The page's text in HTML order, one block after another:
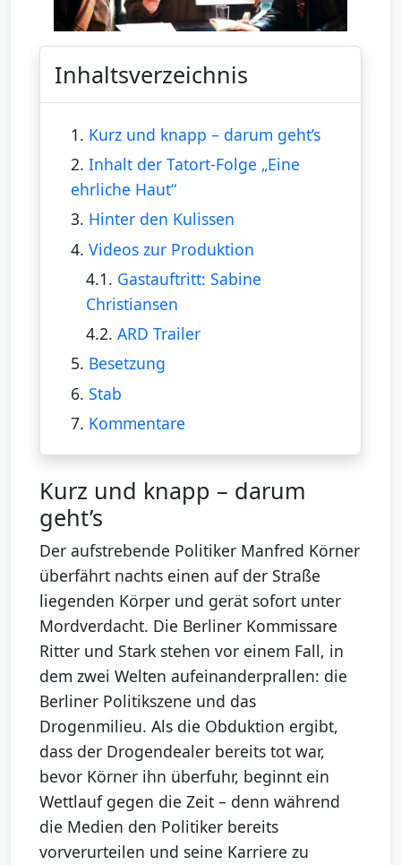
Inhaltsverzeichnis
1. Kurz und knapp – darum geht’s
2. Inhalt der Tatort-Folge „Eine
ehrliche Haut“
3. Hinter den Kulissen
4. Videos zur Produktion
4.1. Gastauftritt: Sabine
Christiansen
4.2.ARD Trailer
5. Besetzung
6. Stab
7. Kommentare
Kurz und knapp – darum
geht’s
Der aufstrebende Politiker Manfred Körner
überfährt nachts einen auf der Straße
liegenden Körper und gerät sofort unter
Mordverdacht. Die Berliner Kommissare
Ritter und Stark stehen vor einem Fall, in
dem zwei Welten aufeinanderprallen: die
Berliner Politikszene und das
Drogenmilieu. Als die Obduktion ergibt,
dass der Drogendealer bereits tot war,
bevor Körner ihn überfuhr, beginnt ein
Wettlauf gegen die Zeit – denn während
die Medien den Politiker bereits
vorverurteilen und seine Karriere zu